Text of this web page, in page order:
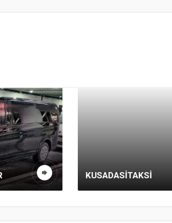
KUSADASITAKSI